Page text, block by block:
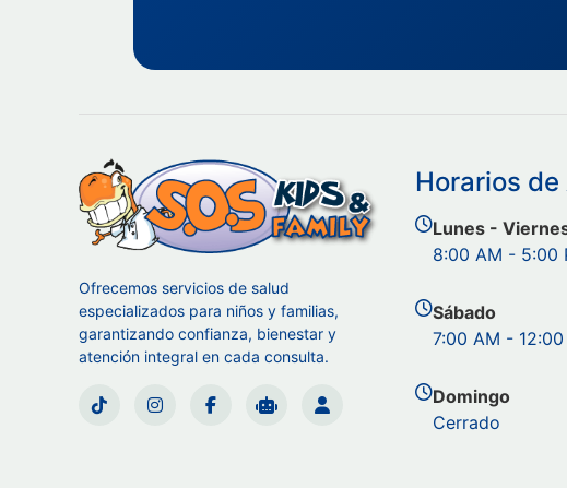
Ofrecemos servicios de salud
especializados para niños y familias,
garantizando confianza, bienestar y
atención integral en cada consulta.
Horarios
Lunes -
8:00 AM - 5:00
Sábado
7:00 AM - 12:00
Domingo
Cerrado